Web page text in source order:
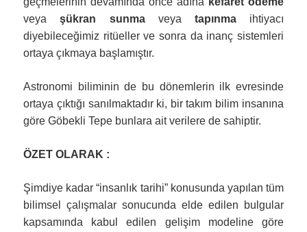
veyaşükran sunmaveya tapınmaihtiyacı
diyebileceğimiz ritüeller ve sonra da inanç sistemleri
ortaya çıkmaya başlamıştır.
Astronomi biliminin de bu dönemlerin ilk evresinde
ortaya çıktığı sanılmaktadır ki, bir takım bilim insanına
göre Göbekli Tepe bunlara ait verilere de sahiptir.
ÖZET OLARAK :
Şimdiye kadar “insanlık tarihi” konusunda yapılan tüm
bilimsel çalışmalar sonucunda elde edilen bulgular
kapsamında kabul edilen gelişim modeline göre